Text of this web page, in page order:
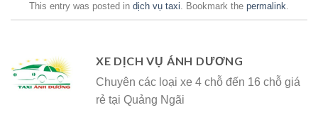
This entry was posted in dịch vụ taxi. Bookmark the permalink.
XE DỊCH VỤ ÁNH DƯƠNG
Chuyên các loại xe 4 chỗ đến 16 chỗ giá
rẻ tại Quảng Ngãi